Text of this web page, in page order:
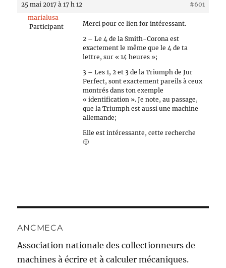
25 mai 2017 à 17 h 12
#601
marialusa
Participant
Merci pour ce lien for intéressant.
2 – Le 4 de la Smith-Corona est
exactement le même que le 4 de ta
lettre, sur « 14 heures »;
3 – Les 1, 2 et 3 de la Triumph de Jur
Perfect, sont exactement pareils à ceux
montrés dans ton exemple
« identification ». Je note, au passage,
que la Triumph est aussi une machine
allemande;
Elle est intéressante, cette recherche
🙂
ANCMECA
Association nationale des collectionneurs de
machines à écrire et à calculer mécaniques.